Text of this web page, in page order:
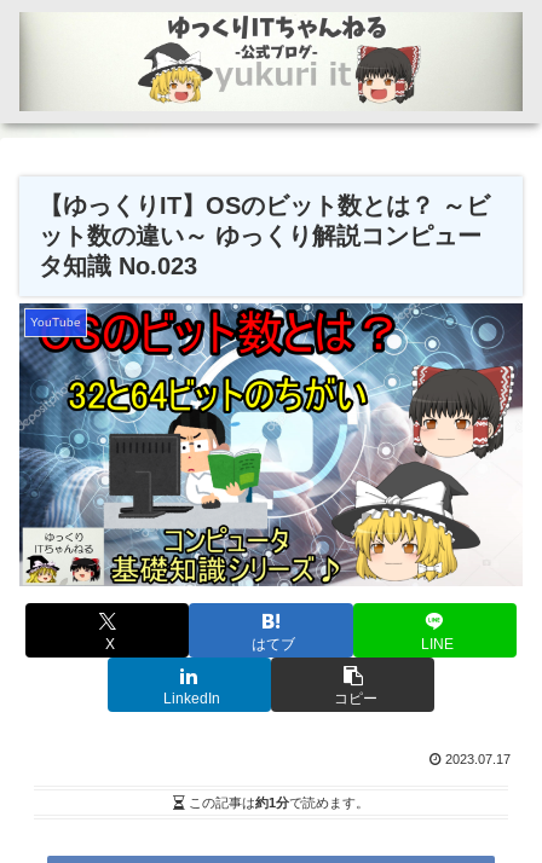
【ゆっくりIT】OSのビット数とは？ ～ビ
ット数の違い～ ゆっくり解説コンピュー
タ知識 No.023
YouTube
X はてブ LINE
LinkedIn コピー
2023.07.17
この記事は約1分で読めます。